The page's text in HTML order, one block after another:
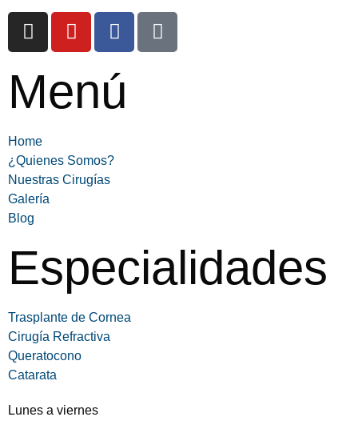
Menú
Home
¿Quienes Somos?
Nuestras Cirugías
Galería
Blog
Especialidades
Trasplante de Cornea
Cirugía Refractiva
Queratocono
Catarata
Lunes a viernes